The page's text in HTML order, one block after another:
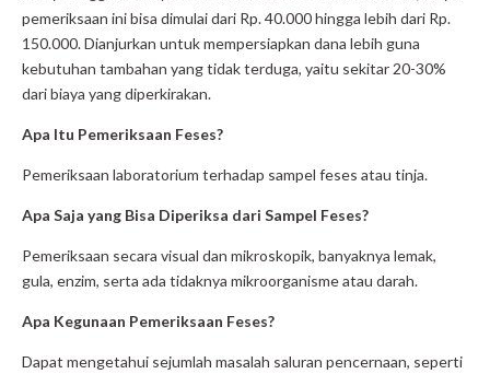
pemeriksaan ini bisa dimulai dari Rp. 40.000 hingga lebih dari Rp.
150.000. Dianjurkan untuk mempersiapkan dana lebih guna
kebutuhan tambahan yang tidak terduga, yaitu sekitar 20-30%
dari biaya yang diperkirakan.
Apa Itu Pemeriksaan Feses?
Pemeriksaan laboratorium terhadap sampel feses atau tinja.
Apa Saja yang Bisa Diperiksa dari Sampel Feses?
Pemeriksaan secara visual dan mikroskopik, banyaknya lemak,
gula, enzim, serta ada tidaknya mikroorganisme atau darah.
Apa Kegunaan Pemeriksaan Feses?
Dapat mengetahui sejumlah masalah saluran pencernaan, seperti